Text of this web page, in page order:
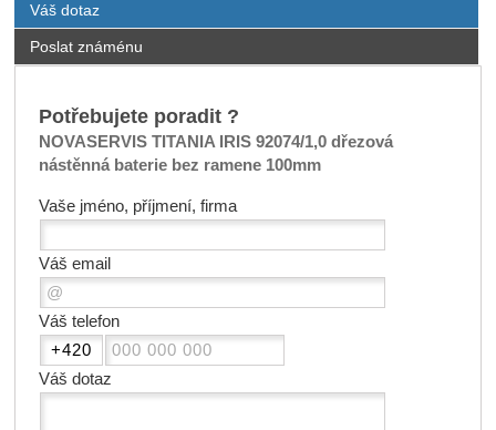
Váš dotaz
Poslat známénu
Potřebujete poradit ?
NOVASERVIS TITANIA IRIS 92074/1,0 dřezová
nástěnná baterie bez ramene 100mm
Vaše jméno, příjmení, firma
Váš email
Váš telefon
Váš dotaz